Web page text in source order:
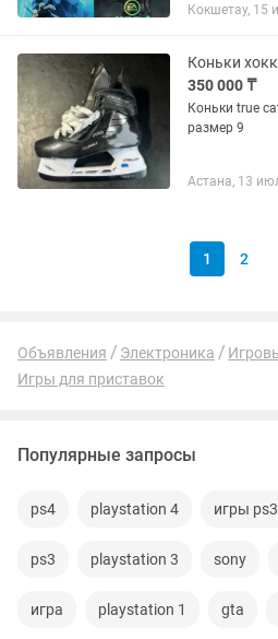
реплик,
Кокшетау, 15
Коньки
350 000 ₸
Коньки true
размер 9
Астана, 13
1 2
Объявления Электроника
Игры для приставок
Популярные запросы
ps4 playstation 4 игры ps3
ps3 playstation 3 sony
игра playstation 1 gta